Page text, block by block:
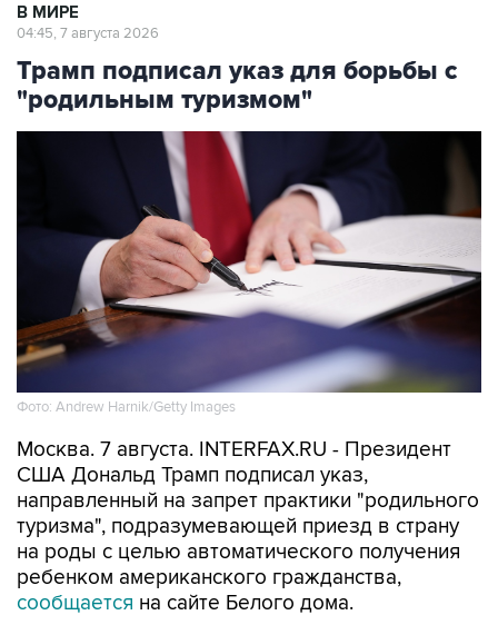
В МИРЕ
04:45, 7 августа 2026
Трамп подписал указ для борьбы с
"родильным туризмом"
Фото: Andrew Harnik/Getty Images
Москва. 7 августа. INTERFAX.RU - Президент
США Дональд Трамп подписал указ,
направленный на запрет практики "родильного
туризма", подразумевающей приезд в страну
на роды с целью автоматического получения
ребенком американского гражданства,
сообщается на сайте Белого дома.